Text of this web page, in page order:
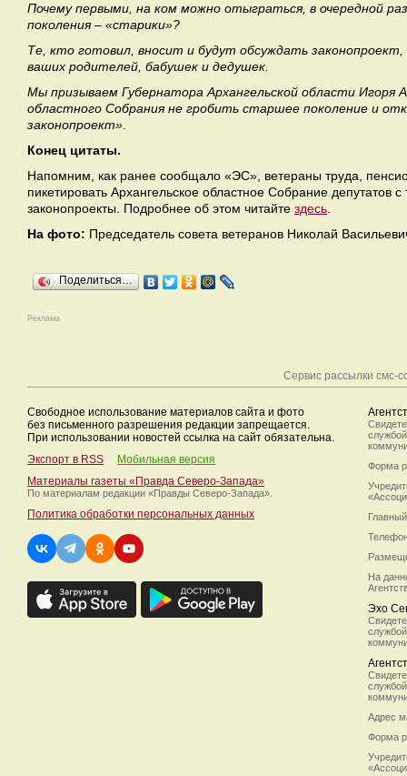
Почему первыми, на ком можно отыграться, в очередной
поколения – «старики»?
Те, кто готовил, вносит и будут обсуждать
ваших родителей, бабушек и дедушек.
Мы призываем Губернатора Архангельской области Игоря
областного Собрания не гробить старшее поколение и
законопроект»
Конец цитаты.
Напомним, как ранее сообщало «ЭС», ветераны труда,
пикетировать Архангельское областное Собрание депутатов
законопроекты. Подробнее об этом читайте здесь
На фото: Председатель совета ветеранов Николай
Поделиться…
Реклама
Сервис рассылки смс-
Свободное использование материалов сайта и фото
без письменного разрешения редакции запрещается.
При использовании новостей ссылка на сайт обязательна.
Экспорт в RSS
Мобильная версия
Материалы газеты «Правда Северо-Запада»
По материалам редакции «Правды Северо-Запада».
Политика обработки персональных данных
Форма
На
Эхо
Адрес
Форма